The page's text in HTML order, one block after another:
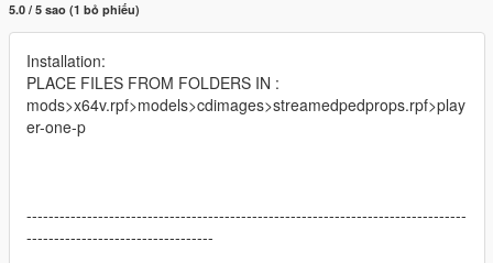
5.0 / 5 sao (1 bỏ phiếu)
Installation:
PLACE FILES FROM FOLDERS IN :
mods>x64v.rpf>models>cdimages>streamedpedprops.rpf>play
er-one-p
--------------------------------------------------------------------------------
----------------------------------